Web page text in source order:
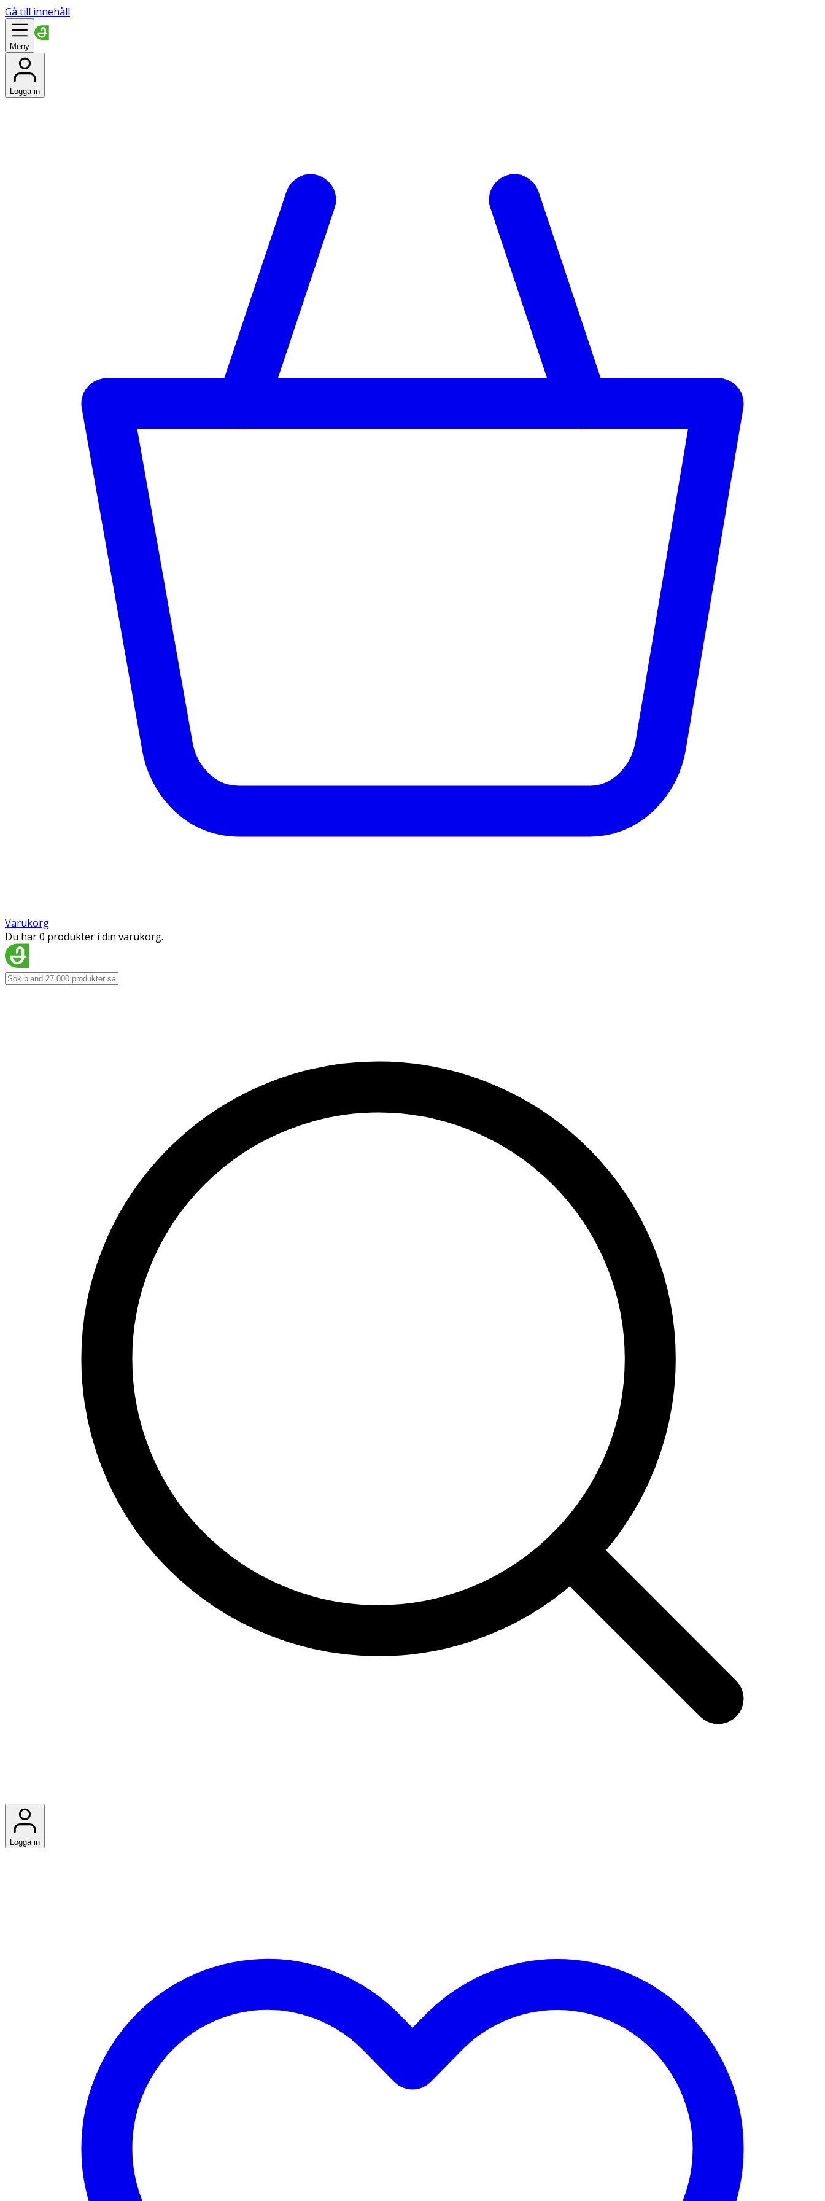
Gå till innehåll
Meny
Logga in
Varukorg
Du har 0 produkter i din varukorg.
Logga in